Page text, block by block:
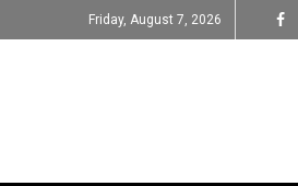
Friday, August 7, 2026